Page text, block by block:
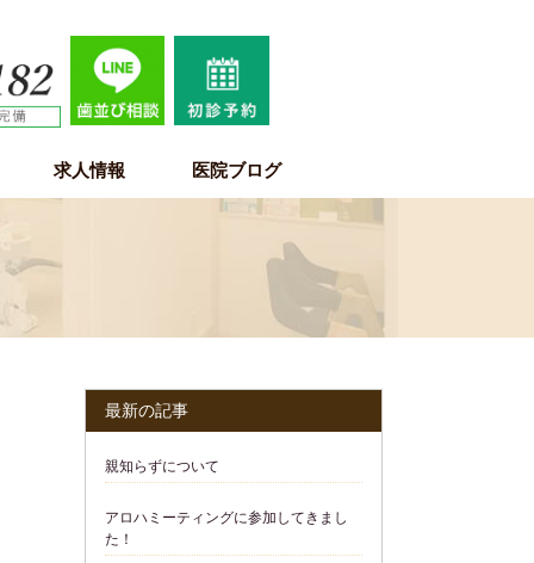
求人情報 医院ブログ
最新の記事
親知らずについて
アロハミーティングに参加してきまし
た！